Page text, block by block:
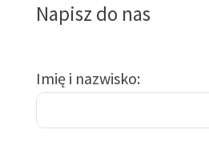
Napisz do nas
Imię i nazwisko